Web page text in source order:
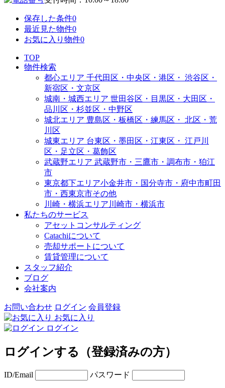
保存した条件0
最近見た物件0
お気に入り物件0
TOP
物件検索
都心エリア 千代田区・中央区・港区・ 渋谷区・
新宿区・文京区
城南・城西エリア 世田谷区・目黒区・大田区・
品川区・杉並区・中野区
城北エリア 豊島区・板橋区・練馬区・ 北区・荒
川区
城東エリア 台東区・墨田区・江東区・ 江戸川
区・足立区・葛飾区
武蔵野エリア 武蔵野市・三鷹市・調布市・ 狛江
市
東京都下エリア小金井市・国分寺市・府中市町田
市・西東京市その他
川崎・横浜エリア 川崎市・横浜市
私たちのサービス
アセットコンサルティング
Catachiについて
売却サポートについて
賃貸管理について
スタッフ紹介
ブログ
会社案内
お問い合わせ ログイン 会員登録
お気に入り
ログイン
ログインする（登録済みの方）
ID/Email パスワード